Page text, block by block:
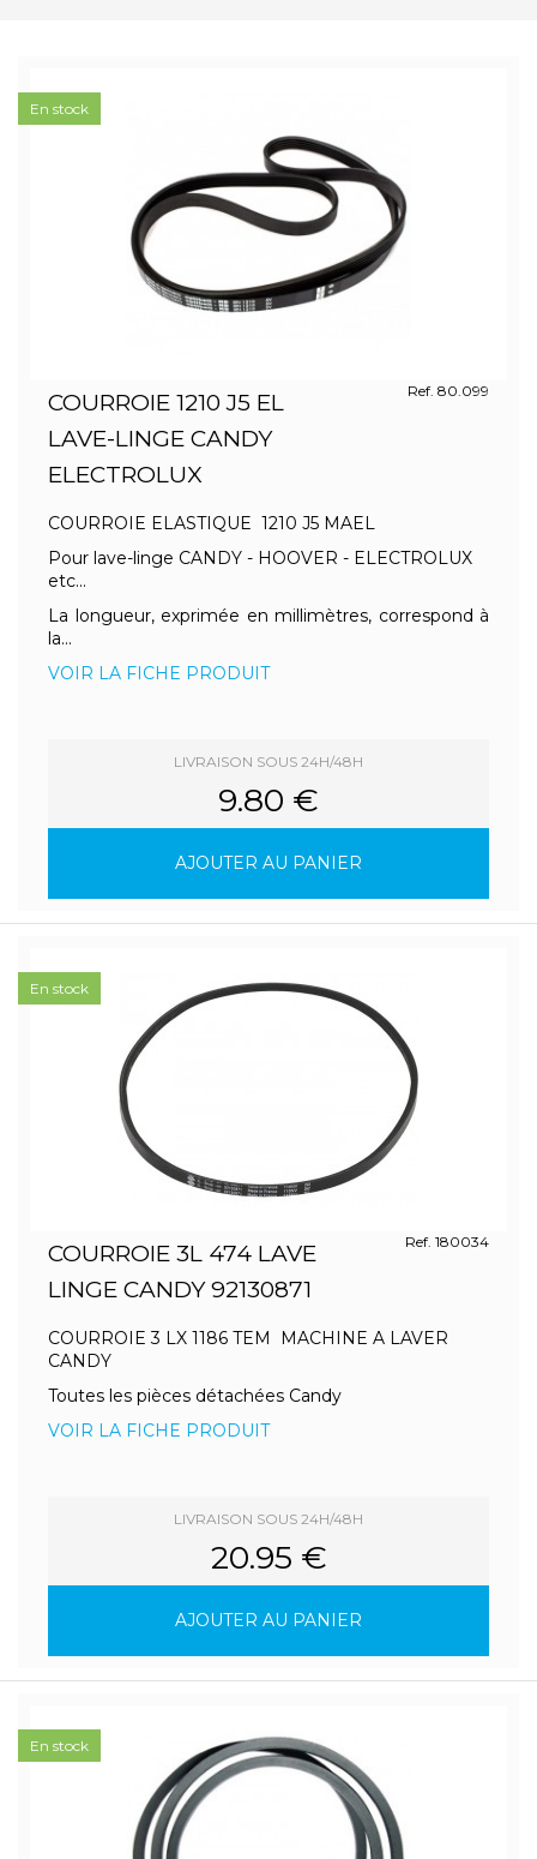
COURROIE 1210 J5 EL
LAVE-LINGE CANDY
ELECTROLUX
Ref. 80.099
COURROIE ELASTIQUE 1210 J5 MAEL
Pour lave-linge CANDY - HOOVER - ELECTROLUX
etc...
La longueur, exprimée en millimètres, correspond à
la...
VOIR LA FICHE PRODUIT
LIVRAISON SOUS 24H/48H
9.80 €
AJOUTER AU PANIER
En stock
COURROIE 3L 474 LAVE
LINGE CANDY 92130871
Ref. 180034
COURROIE 3 LX 1186 TEM MACHINE A LAVER
CANDY
Toutes les pièces détachées Candy
VOIR LA FICHE PRODUIT
LIVRAISON SOUS 24H/48H
20.95 €
AJOUTER AU PANIER
En stock
En stock